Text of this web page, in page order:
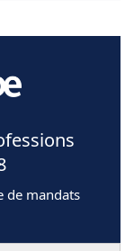
de mandats